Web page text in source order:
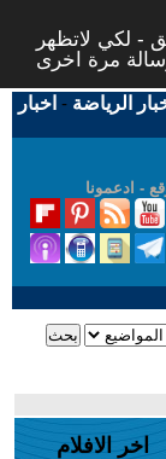
- لكي لاتظهر
الرياضة - اخبار
- ادعمونا
اخر الافلام